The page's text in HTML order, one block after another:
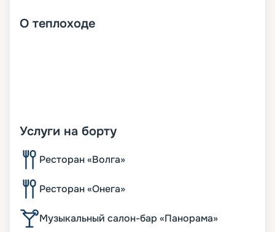
О теплоходе
Услуги на борту
Ресторан «Волга»
Ресторан «Онега»
Музыкальный салон-бар «Панорама»